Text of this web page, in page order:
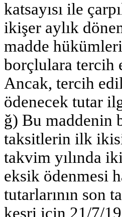
katsayısı ile
ikişer aylık
madde
borçlulara tercih
Ancak, tercih
ödenecek tutar
ğ) Bu maddenin
taksitlerin ilk
takvim yılında
eksik ödenmesi
tutarlarının son
kesri için 21/7/